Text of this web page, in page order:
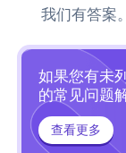
我们有答案
如果您有未
的常见问题
查看更多